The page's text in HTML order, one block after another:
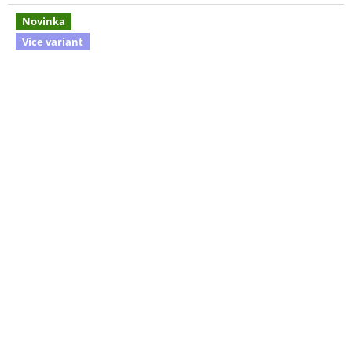
Novinka
Více variant